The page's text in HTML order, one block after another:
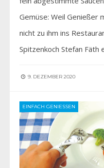
Gemüse: Weil Genießer
nicht zu ihm ins
Spitzenkoch Stefan
9. DEZEMBER 2020
EINFACH GENIESSEN